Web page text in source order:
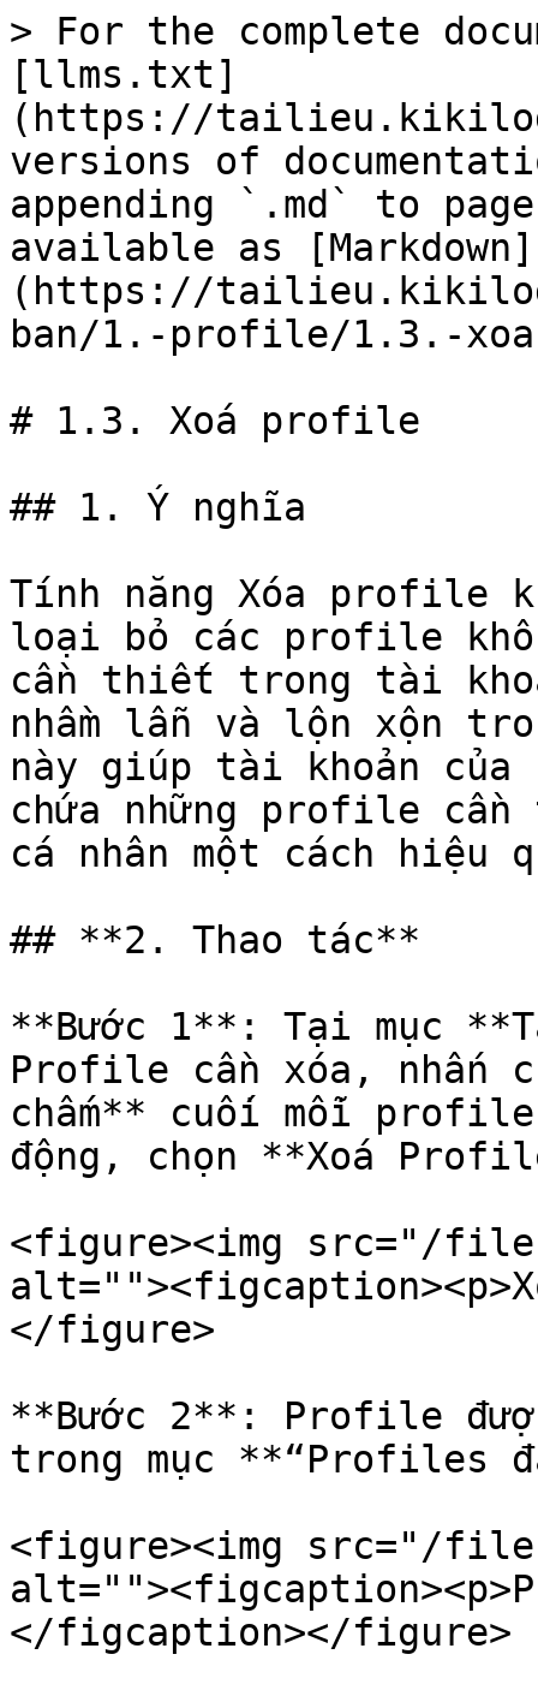
> For the complete
[llms.txt]
(https://
versions of
appending `.md` to
available as [Markdown]
(https://
ban/1.-profile/1.3.-
# 1.3. Xoá profile
## 1. Ý nghĩa
Tính năng Xóa profile
loại bỏ các profile
cần thiết trong tài
nhầm lẫn và lộn xộn
này giúp tài khoản
chứa những profile
cá nhân một cách hiệu
## **2. Thao tác**
**Bước 1**: Tại mục
Profile cần xóa, nhấn
chấm** cuối mỗi
động, chọn **Xoá
<figure><img src="/files/
</figure>
**Bước 2**: Profile
trong mục **“Profiles
<figure><img src="/files/
</figcaption></figure>